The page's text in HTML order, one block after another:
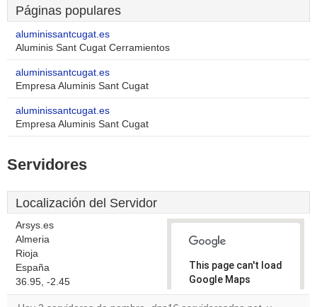
Páginas populares
aluminissantcugat.es
Aluminis Sant Cugat Cerramientos
aluminissantcugat.es
Empresa Aluminis Sant Cugat
aluminissantcugat.es
Empresa Aluminis Sant Cugat
Servidores
Localización del Servidor
Arsys.es
Almeria
Rioja
España
36.95, -2.45
This page can't load
Google Maps
correctly.